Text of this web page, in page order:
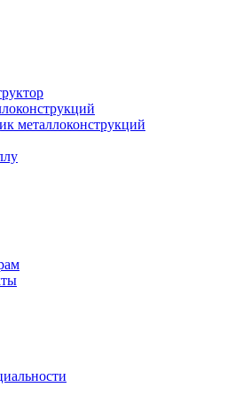
металлоконструкций